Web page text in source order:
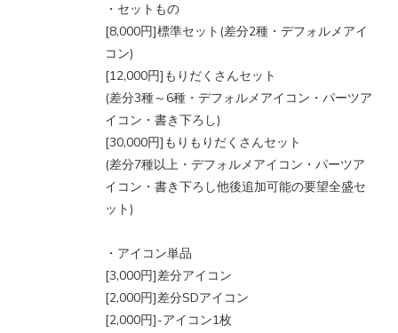
・セットもの
[8,000円]標準セット(差分2種・デフォルメアイ
コン)
[12,000円]もりだくさんセット
(差分3種～6種・デフォルメアイコン・パーツア
イコン・書き下ろし)
[30,000円]もりもりだくさんセット
(差分7種以上・デフォルメアイコン・パーツア
イコン・書き下ろし他後追加可能の要望全盛セ
ット)
・アイコン単品
[3,000円]差分アイコン
[2,000円]差分SDアイコン
[2,000円]-アイコン1枚